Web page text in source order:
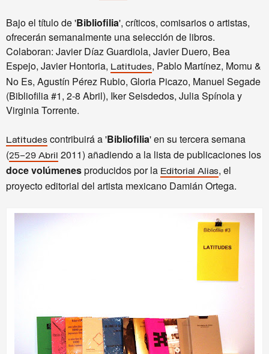
Bajo el título de 'Bibliofilia', críticos, comisarios o artistas,
ofrecerán semanalmente una selección de libros.
Colaboran: Javier Díaz Guardiola, Javier Duero, Bea
Espejo, Javier Hontoria, Latitudes, Pablo Martínez, Momu &
No Es, Agustín Pérez Rubio, Gloria Picazo, Manuel Segade
(Bibliofilia #1, 2-8 Abril), Iker Seisdedos, Julia Spínola y
Virginia Torrente.
Latitudes contribuirá a 'Bibliofilia' en su tercera semana
(25–29 Abril 2011) añadiendo a la lista de publicaciones los
doce volúmenesproducidos por la Editorial Alias, el
proyecto editorial del artista mexicano Damián Ortega.